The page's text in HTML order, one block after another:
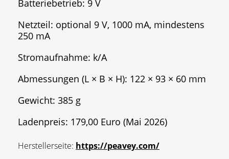
Batteriebetrieb: 9 V
Netzteil: optional 9 V, 1000 mA, mindestens
250 mA
Stromaufnahme: k/A
Abmessungen (L × B × H): 122 × 93 × 60 mm
Gewicht: 385 g
Ladenpreis: 179,00 Euro (Mai 2026)
Herstellerseite: https://peavey.com/